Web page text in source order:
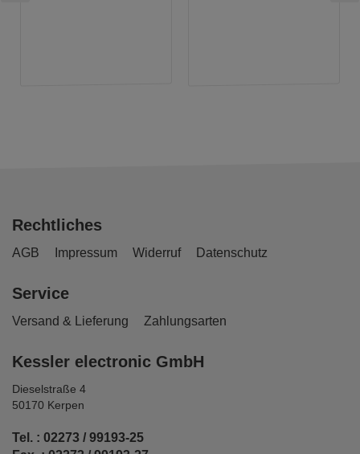
Rechtliches
AGB Impressum Widerruf Datenschutz
Service
Versand & Lieferung Zahlungsarten
Kessler electronic GmbH
Dieselstraße 4
50170 Kerpen
Tel. : 02273 / 99193-25